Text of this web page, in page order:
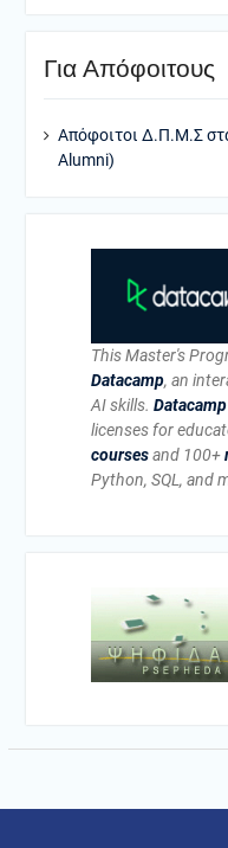
Για Απόφοιτους
Απόφοιτοι Δ.Π.Μ.Σ
Alumni)
This Master's
Datacamp, an
AI skills.
licenses for
coursesand 100+
Python, SQL, and